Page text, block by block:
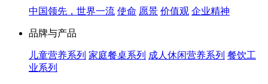
中国领先，世界一流 使命 愿景 价值观 企业精神
品牌与产品
儿童营养系列 家庭餐桌系列 成人休闲营养系列 餐饮工
业系列